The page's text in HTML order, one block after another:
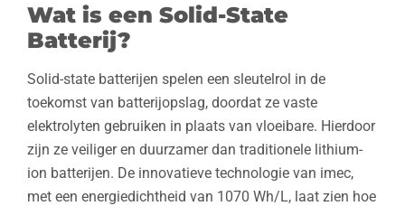
Wat is een Solid-State
Batterij?
Solid-state batterijen spelen een sleutelrol in de
toekomst van batterijopslag, doordat ze vaste
elektrolyten gebruiken in plaats van vloeibare. Hierdoor
zijn ze veiliger en duurzamer dan traditionele lithium-
ion batterijen. De innovatieve technologie van imec,
met een energiedichtheid van 1070 Wh/L, laat zien hoe